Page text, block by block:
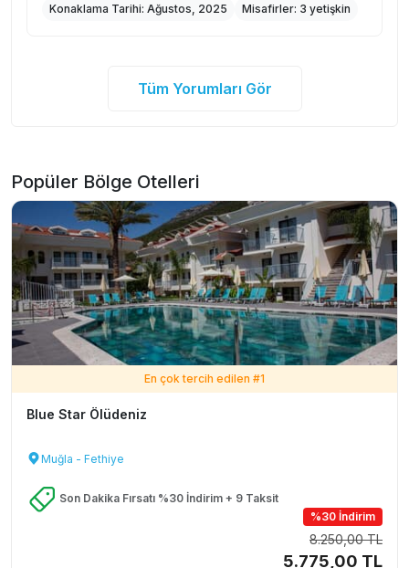
Konaklama Tarihi: Ağustos, 2025 Misafirler: 3 yetişkin
Tüm Yorumları Gör
Popüler Bölge Otelleri
En çok tercih edilen #1
Blue Star Ölüdeniz
Muğla - Fethiye
Son Dakika Fırsatı %30 İndirim + 9 Taksit
%30 İndirim
8.250,00 TL
5.775,00 TL